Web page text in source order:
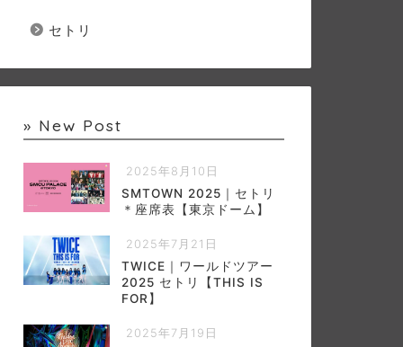
セトリ
» New Post
2025年8月10日
SMTOWN 2025｜セトリ
＊座席表【東京ドーム】
2025年7月21日
TWICE｜ワールドツアー
2025 セトリ【THIS IS
FOR】
2025年7月19日